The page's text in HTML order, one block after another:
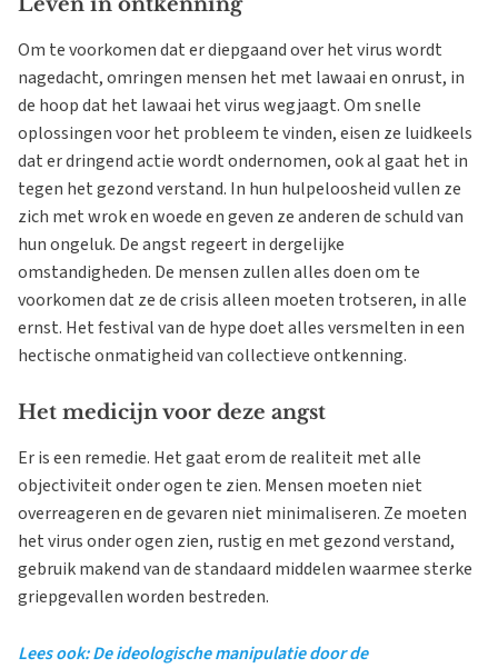
Om te voorkomen dat er diepgaand over het virus wordt
nagedacht, omringen mensen het met lawaai en onrust, in
de hoop dat het lawaai het virus wegjaagt. Om snelle
oplossingen voor het probleem te vinden, eisen ze luidkeels
dat er dringend actie wordt ondernomen, ook al gaat het in
tegen het gezond verstand. In hun hulpeloosheid vullen ze
zich met wrok en woede en geven ze anderen de schuld van
hun ongeluk. De angst regeert in dergelijke
omstandigheden. De mensen zullen alles doen om te
voorkomen dat ze de crisis alleen moeten trotseren, in alle
ernst. Het festival van de hype doet alles versmelten in een
hectische onmatigheid van collectieve ontkenning.
Het medicijn voor deze angst
Er is een remedie. Het gaat erom de realiteit met alle
objectiviteit onder ogen te zien. Mensen moeten niet
overreageren en de gevaren niet minimaliseren. Ze moeten
het virus onder ogen zien, rustig en met gezond verstand,
gebruik makend van de standaard middelen waarmee sterke
griepgevallen worden bestreden.
Lees ook: De ideologische manipulatie door de